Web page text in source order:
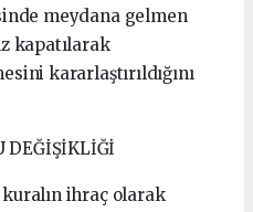
meydana gelmen
kapatılarak
kararlaştırıldığını
DEĞİŞİKLİĞİ
ihraç olarak